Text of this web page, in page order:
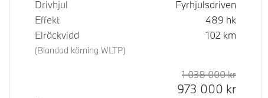
Drivhjul
Fyrhjulsdriven
Effekt
489 hk
Elräckvidd
(Blandad körning WLTP)
102 km
Rek.
1 038 000kr
973 000 kr